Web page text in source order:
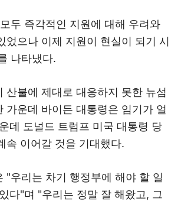
두 즉각적인 지원에 대해 우려와
었으나 이제 지원이 현실이 되기 시
나타냈다.
산불에 제대로 대응하지 못한 뉴섬
가운데 바이든 대통령은 임기가 얼
데 도널드 트럼프 미국 대통령 당
속 이어갈 것을 기대했다.
"우리는 차기 행정부에 해야 할 일
다"며 "우리는 정말 잘 해왔고, 그